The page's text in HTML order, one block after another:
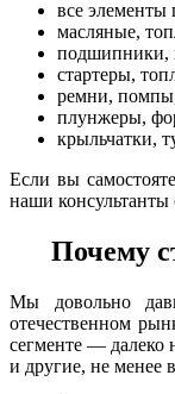
все элементы
масляные,
подшипники,
стартеры,
ремни,
плунжеры,
крыльчатки,
Если вы
наши
Почему
Мы довольно
отечественном
сегменте — далеко
и другие, не менее